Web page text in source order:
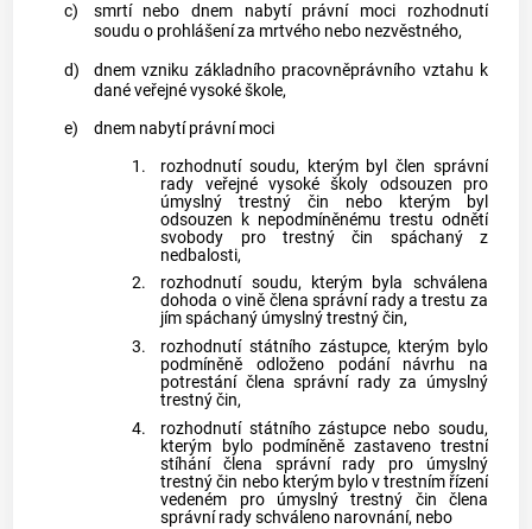
c)
smrtí nebo dnem nabytí právní moci rozhodnutí
soudu o prohlášení za mrtvého nebo nezvěstného,
d)
dnem vzniku základního pracovněprávního vztahu k
dané veřejné vysoké škole,
e)
dnem nabytí právní moci
1.
rozhodnutí soudu, kterým byl člen správní
rady veřejné vysoké školy odsouzen pro
úmyslnýtrestný čin nebo kterým byl
odsouzen k nepodmíněnému trestu odnětí
svobody pro trestný čin spáchaný z
nedbalosti,
2.
rozhodnutí soudu, kterým byla schválena
dohoda o vině člena správní rady a trestu za
jím spáchaný úmyslnýtrestný čin,
3.
rozhodnutí státního zástupce, kterým bylo
podmíněně odloženo podání návrhu na
potrestání člena správní rady za úmyslný
trestný čin,
4.
rozhodnutí státního zástupce nebo soudu,
kterým bylo podmíněně zastaveno trestní
stíhání člena správní rady pro úmyslný
trestný čin nebo kterým bylo vtrestním řízení
vedeném pro úmyslnýtrestný čin člena
správní rady schváleno narovnání, nebo